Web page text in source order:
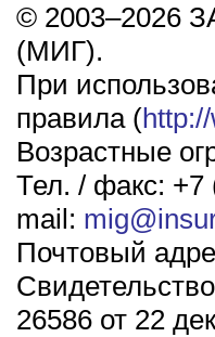
© 2003–2026
(МИГ).
При
правила (
Возрастные
Тел. / факс: +7
mail:
Почтовый
26586 от 22